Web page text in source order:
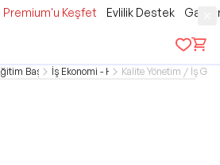
Premium'u Keşfet Evlilik Destek
Başvuruİş Ekonomi - HukukKalite Yönetim / İş